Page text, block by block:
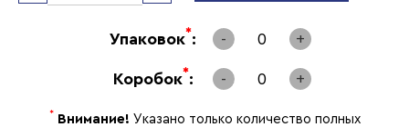
Упаковок*: - 0 +
Коробок*: - 0 +
* Внимание! Указано только количество полных